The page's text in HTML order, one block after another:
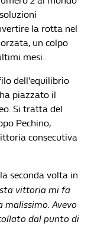
la rotta nel
un colpo
mesi.
dell’equilibrio
piazzato il
Si tratta del
Pechino,
consecutiva
seconda volta in
vittoria mi fa
malissimo. Avevo
dal punto di